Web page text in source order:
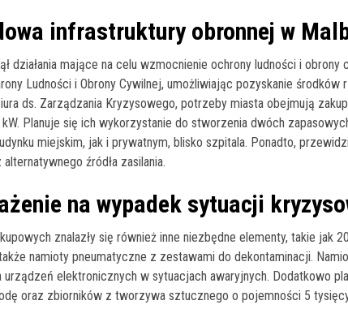
infrastruktury obronnej w
działania mające na celu wzmocnienie ochrony ludności i obrony
Ludności i Obrony Cywilnej, umożliwiając pozyskanie środków
ds. Zarządzania Kryzysowego, potrzeby miasta obejmują
Planuje się ich wykorzystanie do stworzenia dwóch
miejskim, jak i prywatnym, blisko szpitala. Ponadto,
źródła zasilania.
na wypadek sytuacji
znalazły się również inne niezbędne elementy, takie jak
namioty pneumatyczne z zestawami do dekontaminacji.
urządzeń elektronicznych w sytuacjach awaryjnych. Dodatkowo
oraz zbiorników z tworzywa sztucznego o pojemności 5